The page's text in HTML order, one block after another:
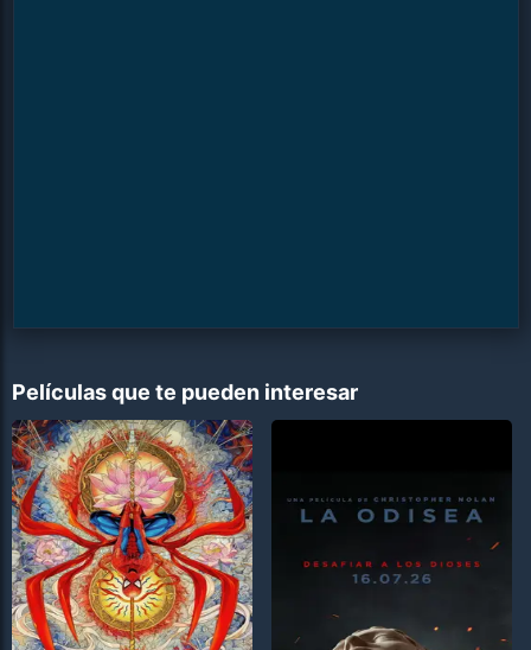
Películas que te pueden interesar